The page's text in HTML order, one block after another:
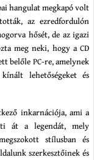
hangulat megkapó volt
az ezredfordulón
hősét, de az igazi
meg neki, hogy a CD
belőle PC-re, amelynek
lehetőségeket és
inkarnációja, ami a
át a legendát, mely
stílusban és
szerkesztőinek és